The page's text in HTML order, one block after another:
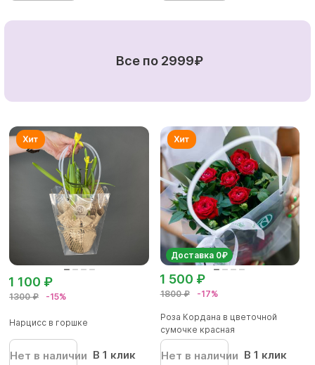
Все по 2999₽
1300 ₽ -15%
1 100 ₽
Нарцисс в горшке
Нет в наличии В 1 клик
Доставка 0₽
1800 ₽ -17%
1 500 ₽
Роза Кордана в цветочной
сумочке красная
Нет в наличии В 1 клик